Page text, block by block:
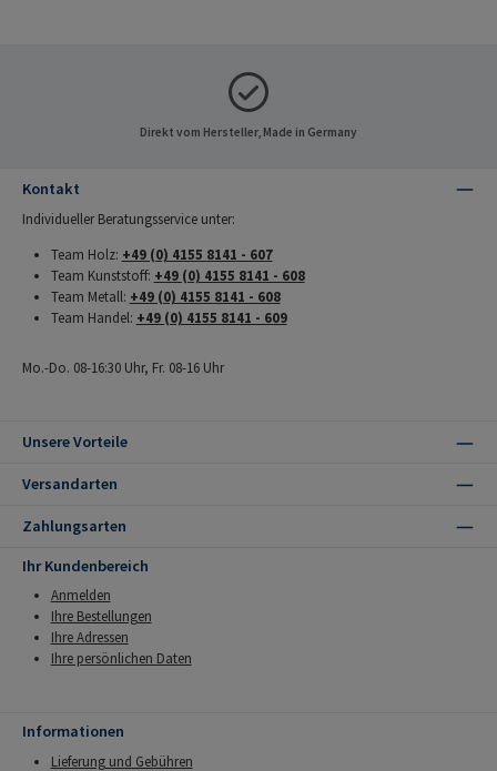
Direkt vom Hersteller, Made in Germany
Kontakt
Individueller Beratungsservice unter:
Team Holz: +49 (0) 4155 8141 - 607
Team Kunststoff: +49 (0) 4155 8141 - 608
Team Metall: +49 (0) 4155 8141 - 608
Team Handel: +49 (0) 4155 8141 - 609
Mo.-Do. 08-16:30 Uhr, Fr. 08-16 Uhr
Unsere Vorteile
Versandarten
Zahlungsarten
Ihr Kundenbereich
Anmelden
Ihre Bestellungen
Ihre Adressen
Ihre persönlichen Daten
Informationen
Lieferung und Gebühren